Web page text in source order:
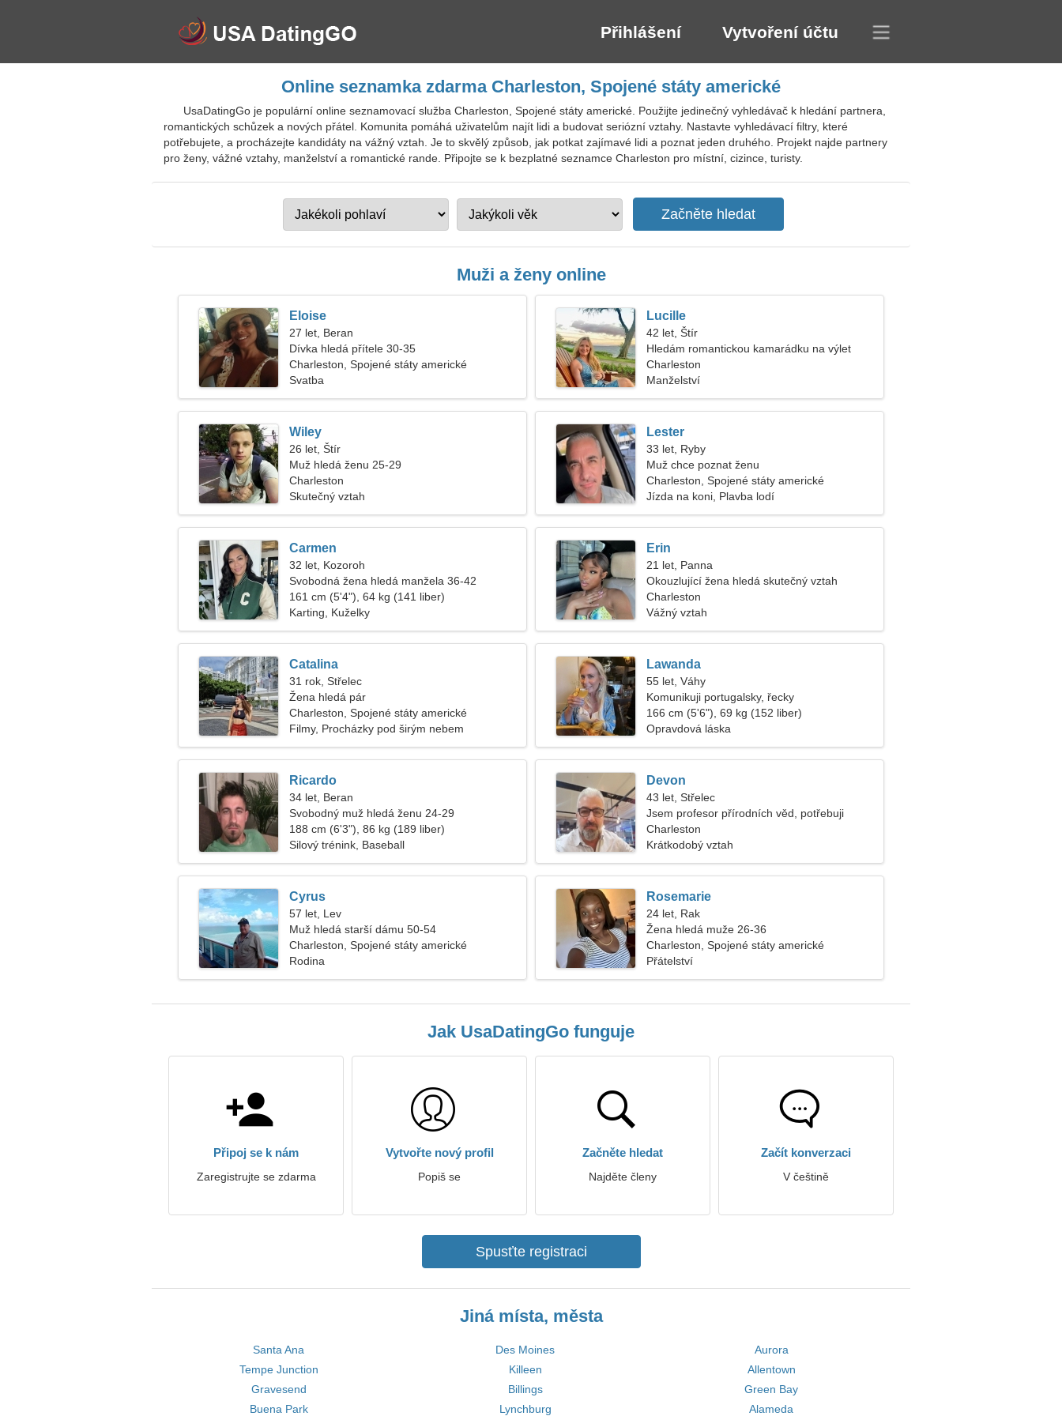
Přihlášení Vytvoření účtu
Online seznamka zdarma Charleston, Spojené státy americké
UsaDatingGo je populární online seznamovací služba Charleston, Spojené státy americké. Použijte jedinečný vyhledávač k hledání partnera,
romantických schůzek a nových přátel. Komunita pomáhá uživatelům najít lidi a budovat seriózní vztahy. Nastavte vyhledávací filtry, které
potřebujete, a procházejte kandidáty na vážný vztah. Je to skvělý způsob, jak potkat zajímavé lidi a poznat jeden druhého. Projekt najde partnery
pro ženy, vážné vztahy, manželství a romantické rande. Připojte se k bezplatné seznamce Charleston pro místní, cizince, turisty.
Muži a ženy online
Eloise
27 let, Beran
Dívka hledá přítele 30-35
Charleston, Spojené státy americké
Svatba
Lucille
42 let, Štír
Hledám romantickou kamarádku na výlet
Charleston
Manželství
Wiley
26 let, Štír
Muž hledá ženu 25-29
Charleston
Skutečný vztah
Lester
33 let, Ryby
Muž chce poznat ženu
Charleston, Spojené státy americké
Jízda na koni, Plavba lodí
Carmen
32 let, Kozoroh
Svobodná žena hledá manžela 36-42
161 cm (5'4"), 64 kg (141 liber)
Karting, Kuželky
Erin
21 let, Panna
Okouzlující žena hledá skutečný vztah
Charleston
Vážný vztah
Catalina
31 rok, Střelec
Žena hledá pár
Charleston, Spojené státy americké
Filmy, Procházky pod širým nebem
Lawanda
55 let, Váhy
Komunikuji portugalsky, řecky
166 cm (5'6"), 69 kg (152 liber)
Opravdová láska
Ricardo
34 let, Beran
Svobodný muž hledá ženu 24-29
188 cm (6'3"), 86 kg (189 liber)
Silový trénink, Baseball
Devon
43 let, Střelec
Jsem profesor přírodních věd, potřebuji
citlivou ženu
Charleston
Krátkodobý vztah
Cyrus
57 let, Lev
Muž hledá starší dámu 50-54
Charleston, Spojené státy americké
Rodina
Rosemarie
24 let, Rak
Žena hledá muže 26-36
Charleston, Spojené státy americké
Přátelství
Jak UsaDatingGo funguje
Připoj se k nám
Zaregistrujte se zdarma
Vytvořte nový profil
Popiš se
Začněte hledat
Najděte členy
Začít konverzaci
V češtině
Spusťte registraci
Jiná místa, města
Santa Ana Des Moines
Aurora
Tempe Junction
Killeen
Allentown
Gravesend
Billings
Green Bay
Buena Park
Lynchburg Alameda